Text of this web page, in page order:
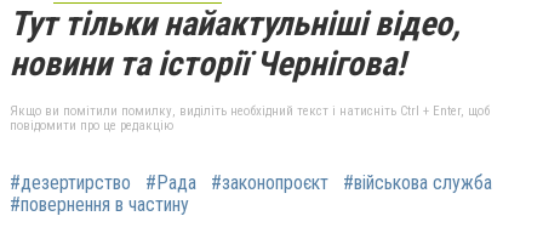
Тут тільки найактульніші відео,
новини та історії Чернігова!
Якщо ви помітили помилку, виділіть необхідний текст і натисніть Ctrl + Enter, щоб
повідомити про це редакцію
#дезертирство #Рада #законопроєкт
#військова служба
#повернення в частину